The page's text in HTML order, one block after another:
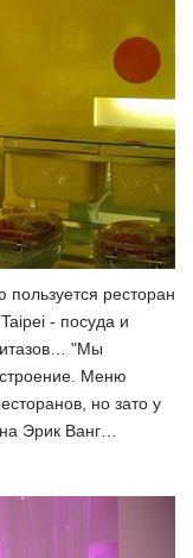
ресторан
- посуда и
"Мы
Меню
но зато у
Эрик Ванг…